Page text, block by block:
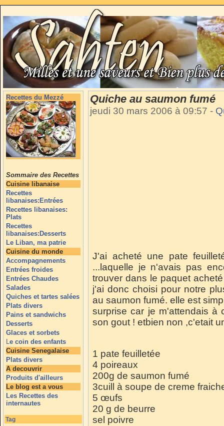
Recettes du Mezzé
Sommaire des Recettes
Cuisine libanaise
Recettes
libanaises:Entrées
Recettes libanaises:
Plats
Recettes
libanaises:Desserts
Le Liban, ma patrie
Cuisine du monde
Accompagnements
Entrées froides
Entrées Chaudes
Salades
Quiches et tartes salées
Plats divers
Pains et sandwichs
Desserts
Glaces et sorbets
Le coin des enfants
Cuisine Senegalaise
Plats divers
A decouvrir
Produits d'ailleurs
Le blog est a vous
Les Recettes des
internautes
Tag
Quiche au saumon fumé
jeudi 30 mars 2006 à 09:57 -
J'ai acheté une pate
...laquelle je n'avais pas
trouver dans le paquet
j'ai donc choisi pour notre
au saumon fumé. elle est
surprise car je m'attendais à
son gout ! etbien non ,c'etait
1 pate feuilletée
4 poireaux
200g de saumon fumé
3cuill à soupe de creme
5 œufs
20 g de beurre
sel poivre